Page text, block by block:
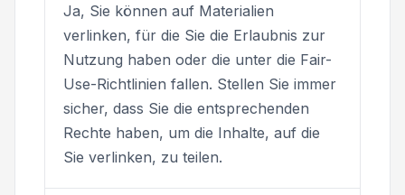
Ja, Sie können auf Materialien
verlinken, für die Sie die Erlaubnis zur
Nutzung haben oder die unter die Fair-
Use-Richtlinien fallen. Stellen Sie immer
sicher, dass Sie die entsprechenden
Rechte haben, um die Inhalte, auf die
Sie verlinken, zu teilen.